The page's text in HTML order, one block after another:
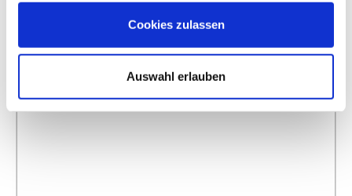
Cookies zulassen
Auswahl erlauben